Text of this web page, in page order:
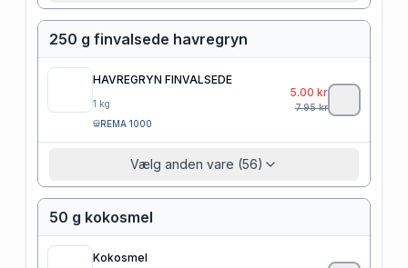
250 g finvalsede havregryn
HAVREGRYN FINVALSEDE
1 kg
REMA 1000
5.00 kr
7.95kr
Vælg anden vare (56)
50 g kokosmel
Kokosmel